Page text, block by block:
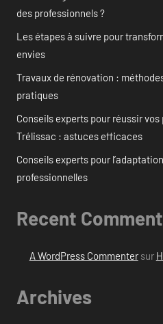
des professionnels ?
Les étapes à suivre pour
envies
Travaux de rénovation :
pratiques
Conseils experts pour réussir
Trélissac : astuces efficaces
Conseils experts pour
professionnelles
Recent
A WordPress Commentersur
Archives